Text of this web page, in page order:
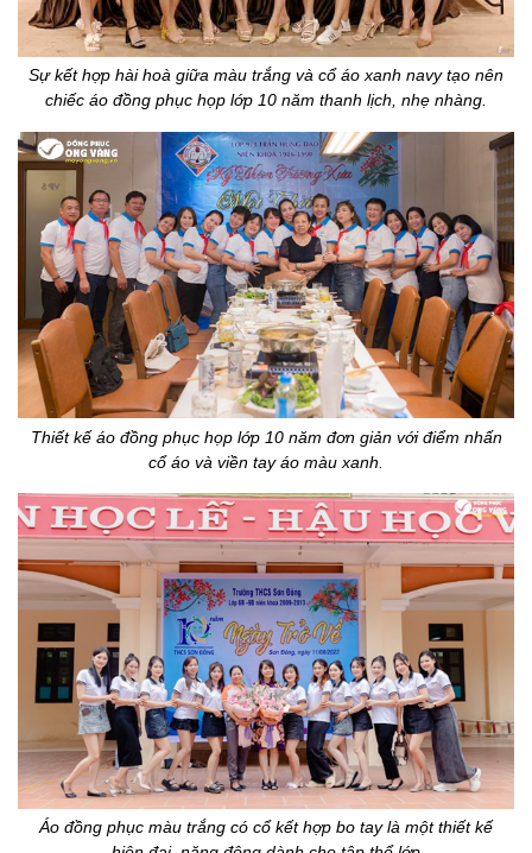
Sự kết hợp hài hoà giữa màu trắng và cổ áo xanh navy tạo nên
chiếc áo đồng phục họp lớp 10 năm thanh lịch, nhẹ nhàng.
Thiết kế áo đồng phục họp lớp 10 năm đơn giản với điểm nhấn
cổ áo và viền tay áo màu xanh.
Áo đồng phục màu trắng có cổ kết hợp bo tay là một thiết kế